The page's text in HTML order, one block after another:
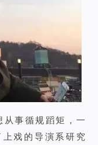
事循规蹈矩，一
戏的导演系研究